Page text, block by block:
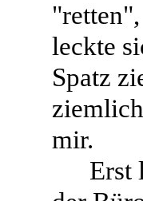
leckte
Spatz
mir.
Erst